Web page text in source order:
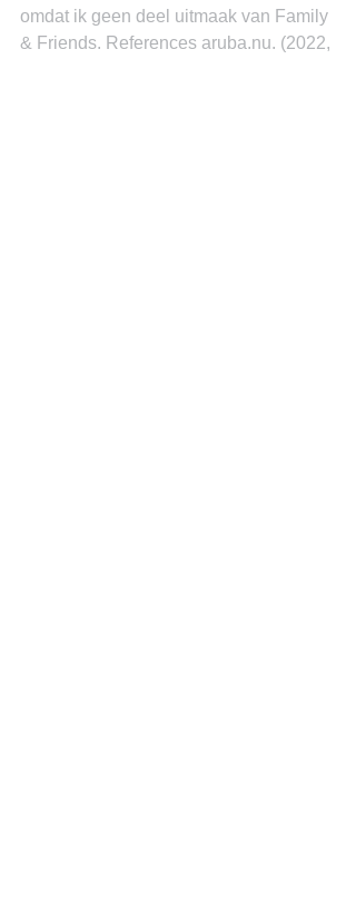
omdat ik geen deel uitmaak van Family
& Friends. References aruba.nu. (2022,